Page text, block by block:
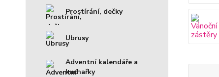
Prostírání, dečky
Ubrusy
Adventní kalendáře a
kuchařky